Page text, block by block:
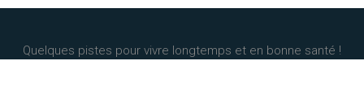
Quelques pistes pour vivre longtemps et en bonne santé !